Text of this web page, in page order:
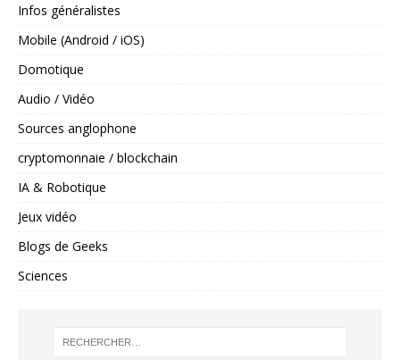
Infos généralistes
Mobile (Android / iOS)
Domotique
Audio / Vidéo
Sources anglophone
cryptomonnaie / blockchain
IA & Robotique
Jeux vidéo
Blogs de Geeks
Sciences